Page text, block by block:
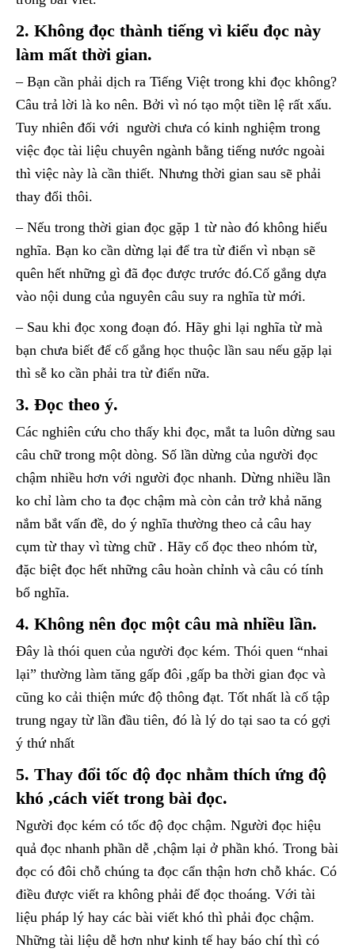
2. Không đọc thành tiếng vì kiểu đọc này
làm mất thời gian.
– Bạn cần phải dịch ra Tiếng Việt trong khi đọc không?
Câu trả lời là ko nên. Bởi vì nó tạo một tiền lệ rất xấu.
Tuy nhiên đối với người chưa có kinh nghiệm trong
việc đọc tài liệu chuyên ngành bằng tiếng nước ngoài
thì việc này là cần thiết. Nhưng thời gian sau sẽ phải
thay đổi thôi.
– Nếu trong thời gian đọc gặp 1 từ nào đó không hiểu
nghĩa. Bạn ko cần dừng lại để tra từ điển vì nbạn sẽ
quên hết những gì đã đọc được trước đó.Cố gắng dựa
vào nội dung của nguyên câu suy ra nghĩa từ mới.
– Sau khi đọc xong đoạn đó. Hãy ghi lại nghĩa từ mà
bạn chưa biết để cố gắng học thuộc lần sau nếu gặp lại
thì sễ ko cần phải tra từ điển nữa.
3. Đọc theo ý.
Các nghiên cứu cho thấy khi đọc, mắt ta luôn dừng sau
câu chữ trong một dòng. Số lần dừng của người đọc
chậm nhiều hơn với người đọc nhanh. Dừng nhiều lần
ko chỉ làm cho ta đọc chậm mà còn cản trở khả năng
nắm bắt vấn đề, do ý nghĩa thường theo cả câu hay
cụm từ thay vì từng chữ . Hãy cố đọc theo nhóm từ,
đặc biệt đọc hết những câu hoàn chỉnh và câu có tính
bổ nghĩa.
4. Không nên đọc một câu mà nhiều lần.
Đây là thói quen của người đọc kém. Thói quen “nhai
lại” thường làm tăng gấp đôi ,gấp ba thời gian đọc và
cũng ko cải thiện mức độ thông đạt. Tốt nhất là cố tập
trung ngay từ lần đầu tiên, đó là lý do tại sao ta có gợi
ý thứ nhất
5. Thay đổi tốc độ đọc nhằm thích ứng độ
khó ,cách viết trong bài đọc.
Người đọc kém có tốc độ đọc chậm. Người đọc hiệu
quả đọc nhanh phần dễ ,chậm lại ở phần khó. Trong bài
đọc có đôi chỗ chúng ta đọc cẩn thận hơn chỗ khác. Có
điều được viết ra không phải để đọc thoáng. Với tài
liệu pháp lý hay các bài viết khó thì phải đọc chậm.
Những tài liệu dễ hơn như kinh tế hay báo chí thì có